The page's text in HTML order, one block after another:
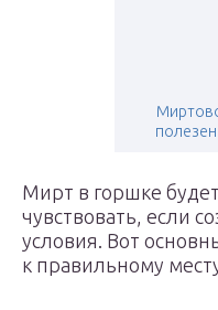
Мирт в горшке
чувствовать, если
условия. Вот
к правильному